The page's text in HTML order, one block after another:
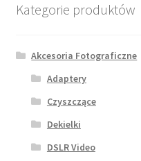
Kategorie produktów
Akcesoria Fotograficzne
Adaptery
Czyszczące
Dekielki
DSLR Video